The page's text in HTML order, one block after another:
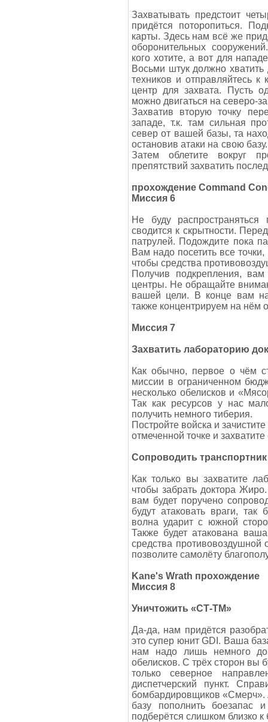
Захватывать предстоит
придётся поторопиться.
карты. Здесь нам всё же
оборонительных
кого хотите, а вот для
Восьми штук должно
техников и отправляйтесь
центр для захвата. Пусть
можно двигаться на северо-
Захватив вторую точку
западе, т.к. там сильная
север от вашей базы, та
остановив атаки на свою
Затем облетите вокруг
препятствий захватить
прохождение Command
Миссия 6
Не буду
сводится к скрытности.
патрулей. Подождите пока
Вам надо посетить все
чтобы средства
Получив подкрепления,
центры. Не обращайте
вашей цели. В конце вам
также концентрируем на нём
Миссия 7
Захватить лабораторию
Как обычно, первое о чём
миссии в ограниченном
несколько обелисков и
Так как ресурсов у нас
получить немного тиберия.
Постройте войска и
отмеченной точке и захватите
Сопроводить транспортник
Как только вы захватите
чтобы забрать доктора
вам будет поручено
будут атаковать враги, так
волна ударит с южной
Также будет атакована
средства
позволите самолёту
Kane's Wrath прохождение
Миссия 8
Уничтожить «СТ-ТМ»
Да-да, нам придётся
это супер юнит GDI. Ваша
нам надо лишь немного
обелисков. С трёх сторон вы
только северное
диспетчерский пункт.
бомбардировщиков «Смерч».
базу пополнить боезапас
подберётся слишком близко к